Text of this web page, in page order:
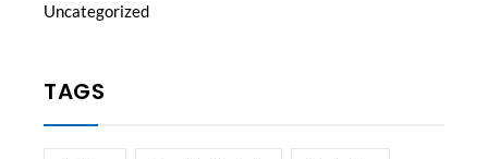
Uncategorized
TAGS